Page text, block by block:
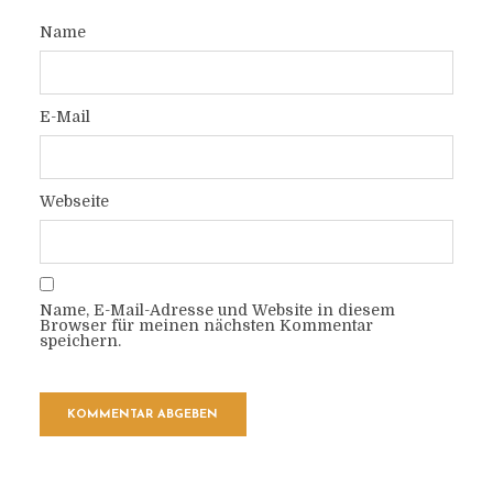
Name
E-Mail
Webseite
Name, E-Mail-Adresse und Website in diesem
Browser für meinen nächsten Kommentar
speichern.